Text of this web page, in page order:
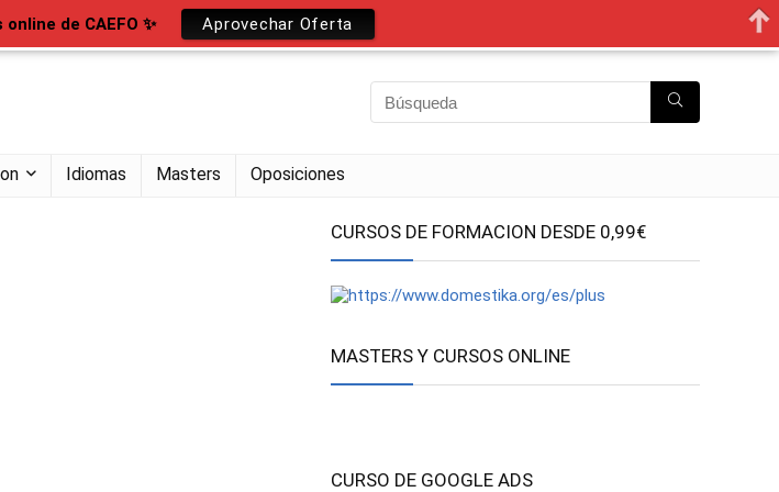
Idiomas Masters Oposiciones
CURSOS DE FORMACION DESDE 0,99€
MASTERS Y CURSOS ONLINE
CURSO DE GOOGLE ADS
de CAEFO ✨ Aprovechar Oferta